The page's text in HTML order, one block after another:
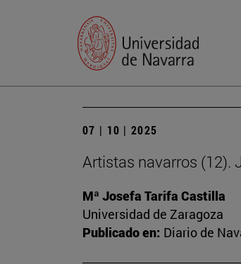
07 | 10 | 2025
Artistas navarros (12).
Mª Josefa Tarifa Castilla
Universidad de Zaragoza
Publicado en: Diario de